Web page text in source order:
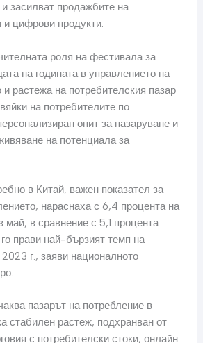
засилват продажбите на
и цифрови продукти.
роля на фестивала за
на годината в управлението на
и растежа на потребителския пазар
на потребителите по
опит за пазаруване и
на потенциала за
в Китай, важен показател за
нараснаха с 6,4 процента на
май, в сравнение с 5,1 процента
прави най-бързият темп на
г., заяви националното
пазарът на потребление в
стабилен растеж, подхранван от
с потребителски стоки, онлайн